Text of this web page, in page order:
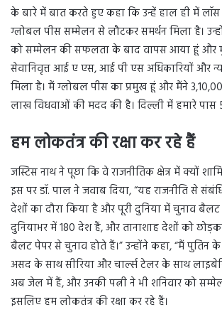
के बारे में बात करते हुए कहा कि उन्हें हाल ही में
ग्लोबल पीस सम्मेलन से लौटकर समर्थन मिला है।
को सम्मेलन की सफलता के बाद वापस आया हूं और
सेवानिवृत्त आई ए एस, आई पी एस अधिकारियों और
मिला है। मैं ग्लोबल पीस का प्रमुख हूं और मैंने
लाख विधवाओं की मदद की है। दिल्ली में हमारे पास
हम लोकतंत्र की रक्षा कर रहे हैं
जस्टिस नाथ ने पूछा कि वे राजनीतिक क्षेत्र में क्यों
इस पर डॉ. पाल ने जवाब दिया, “यह राजनीति से
देशों का दौरा किया है और पूरी दुनिया में चुनाव
दुनियाभर में 180 देश हैं, और तानाशाह देशों को
बैलट पेपर से चुनाव होते हैं।” उन्होंने कहा, “मैं
असद के साथ सीरिया और चार्ल्स टेलर के साथ
अब जेल में हैं, और उनकी पत्नी ने भी शनिवार को
इसलिए हम लोकतंत्र की रक्षा कर रहे हैं।